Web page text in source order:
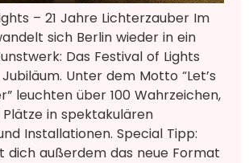
– 21 Jahre Lichterzauber Im
sich Berlin wieder in ein
Das Festival of Lights
Unter dem Motto “Let’s
leuchten über 100 Wahrzeichen,
in spektakulären
Installationen. Special Tipp:
dich außerdem das neue Format